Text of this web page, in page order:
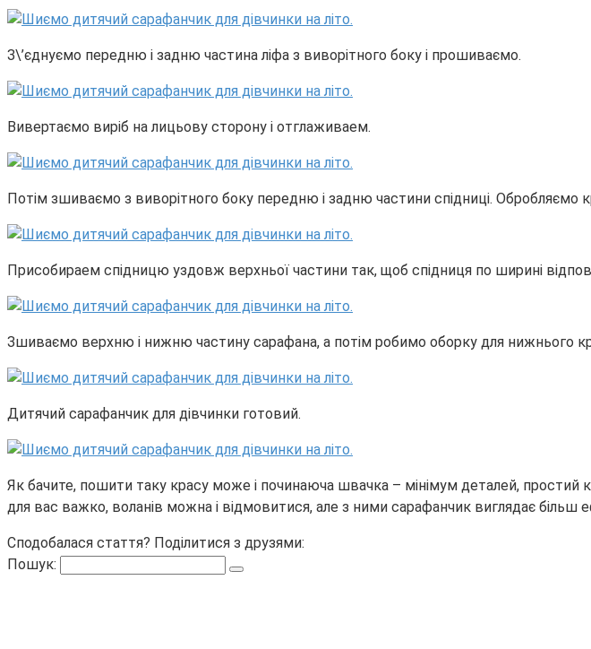
З\’єднуємо передню і задню частина ліфа з виворітного боку і прошиваємо.
Вивертаємо виріб на лицьову сторону і отглаживаем.
Потім зшиваємо з виворітного боку передню і задню частини спідниці. Обробляємо
Присобираем спідницю уздовж верхньої частини так, щоб спідниця по ширині
Зшиваємо верхню і нижню частину сарафана, а потім робимо оборку для нижнього
Дитячий сарафанчик для дівчинки готовий.
Як бачите, пошити таку красу може і починаюча швачка – мінімум деталей, простий
для вас важко, воланів можна і відмовитися, але з ними сарафанчик виглядає більш
Сподобалася стаття? Поділитися з друзями:
Пошук: